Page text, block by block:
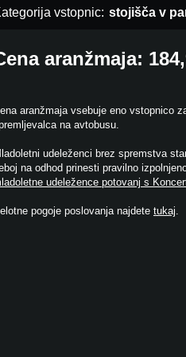
vstopnic: stojišča v
aranžmaja:
aranžmaja vsebuje eno vstopnico
na avtobusu.
udeleženci brez spremstva
na odhod prinesti pravilno
udeležence potovanj s
pogoje poslovanja najdete tukaj.